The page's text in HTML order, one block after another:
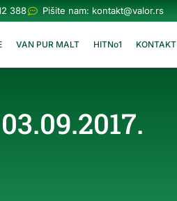
388 Pišite nam: kontakt@valor.rs
VAN PUR MALT HITNo1 KONTAKT